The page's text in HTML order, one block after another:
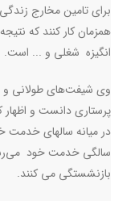
برای تامین مخارج
همزمان کار ‌کنند که
انگیزه شغلی و ... است.
وی شیفت‌های طولانی و
پرستاری دانست و اظهار
سالگی خدمت خود
بازنشستگی می کنند.